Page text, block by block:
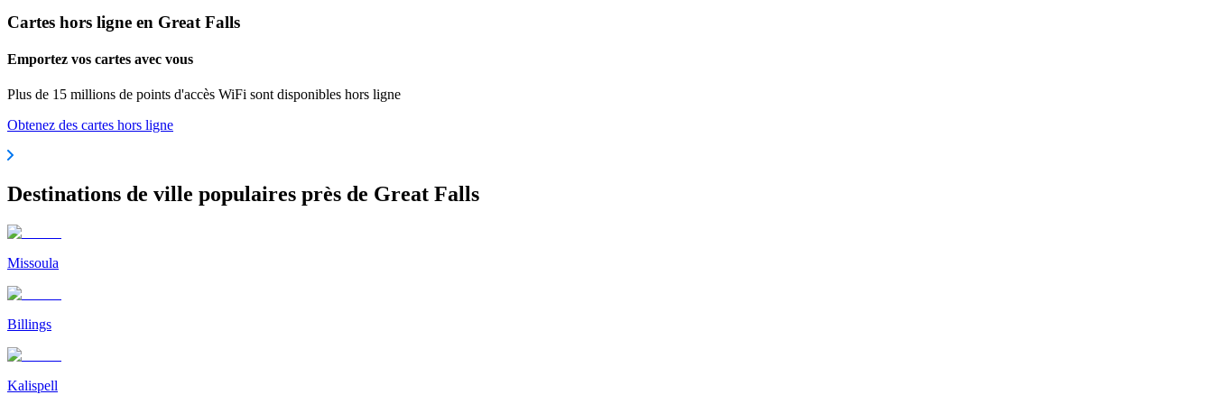
Cartes hors ligne en Great Falls
Emportez vos cartes avec vous
Plus de 15 millions de points d'accès WiFi sont disponibles hors ligne
Obtenez des cartes hors ligne
Destinations de ville populaires près de Great Falls
Missoula
Billings
Kalispell